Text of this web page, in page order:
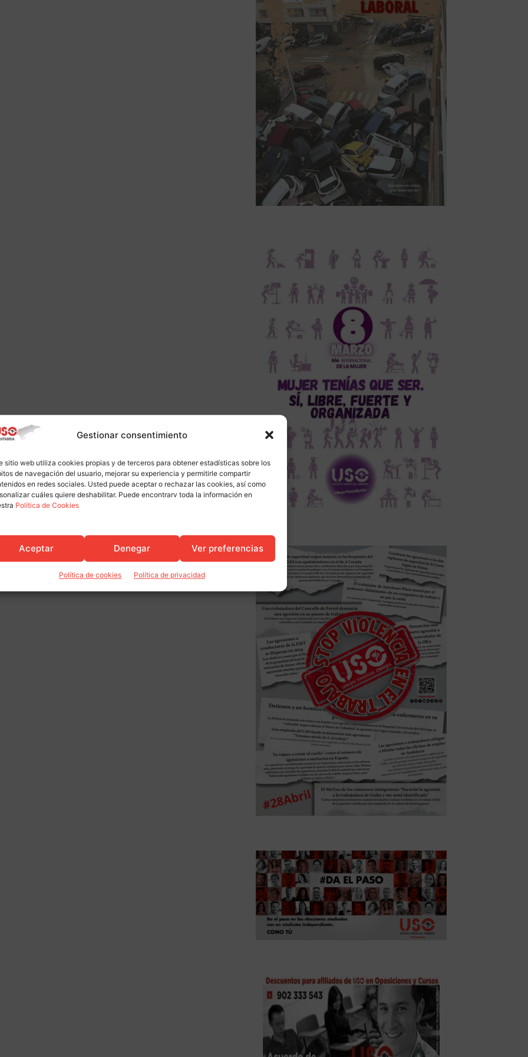
Gestionar consentimiento
sitio web utiliza cookies propias y de terceros para obtener estadísticas sobre los
de navegación del usuario, mejorar su experiencia y permitirle compartir
en redes sociales. Usted puede aceptar o rechazar las cookies, así como
cuáles quiere deshabilitar. Puede encontrarv toda la información en
Política de Cookies
Aceptar Denegar Ver preferencias
Política de cookies Política de privacidad